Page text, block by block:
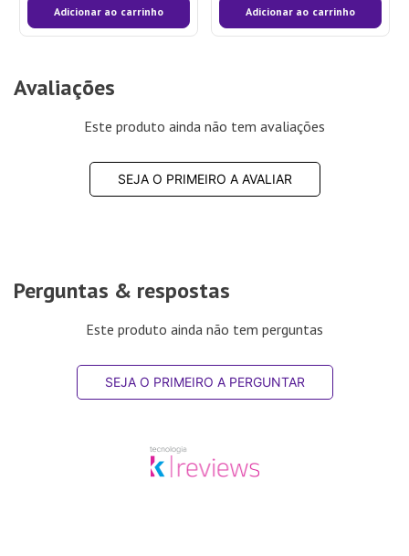
Adicionar ao carrinho Adicionar ao carrinho
Avaliações
Este produto ainda não tem avaliações
SEJA O PRIMEIRO A AVALIAR
Perguntas & respostas
Este produto ainda não tem perguntas
SEJA O PRIMEIRO A PERGUNTAR